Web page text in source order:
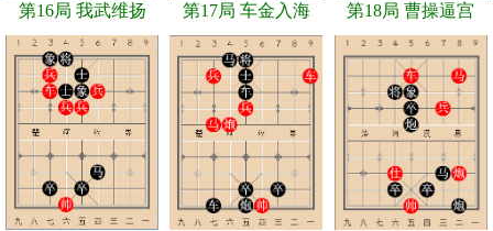
第16局 我武维扬 第17局 车金入海 第18局 曹操逼宫